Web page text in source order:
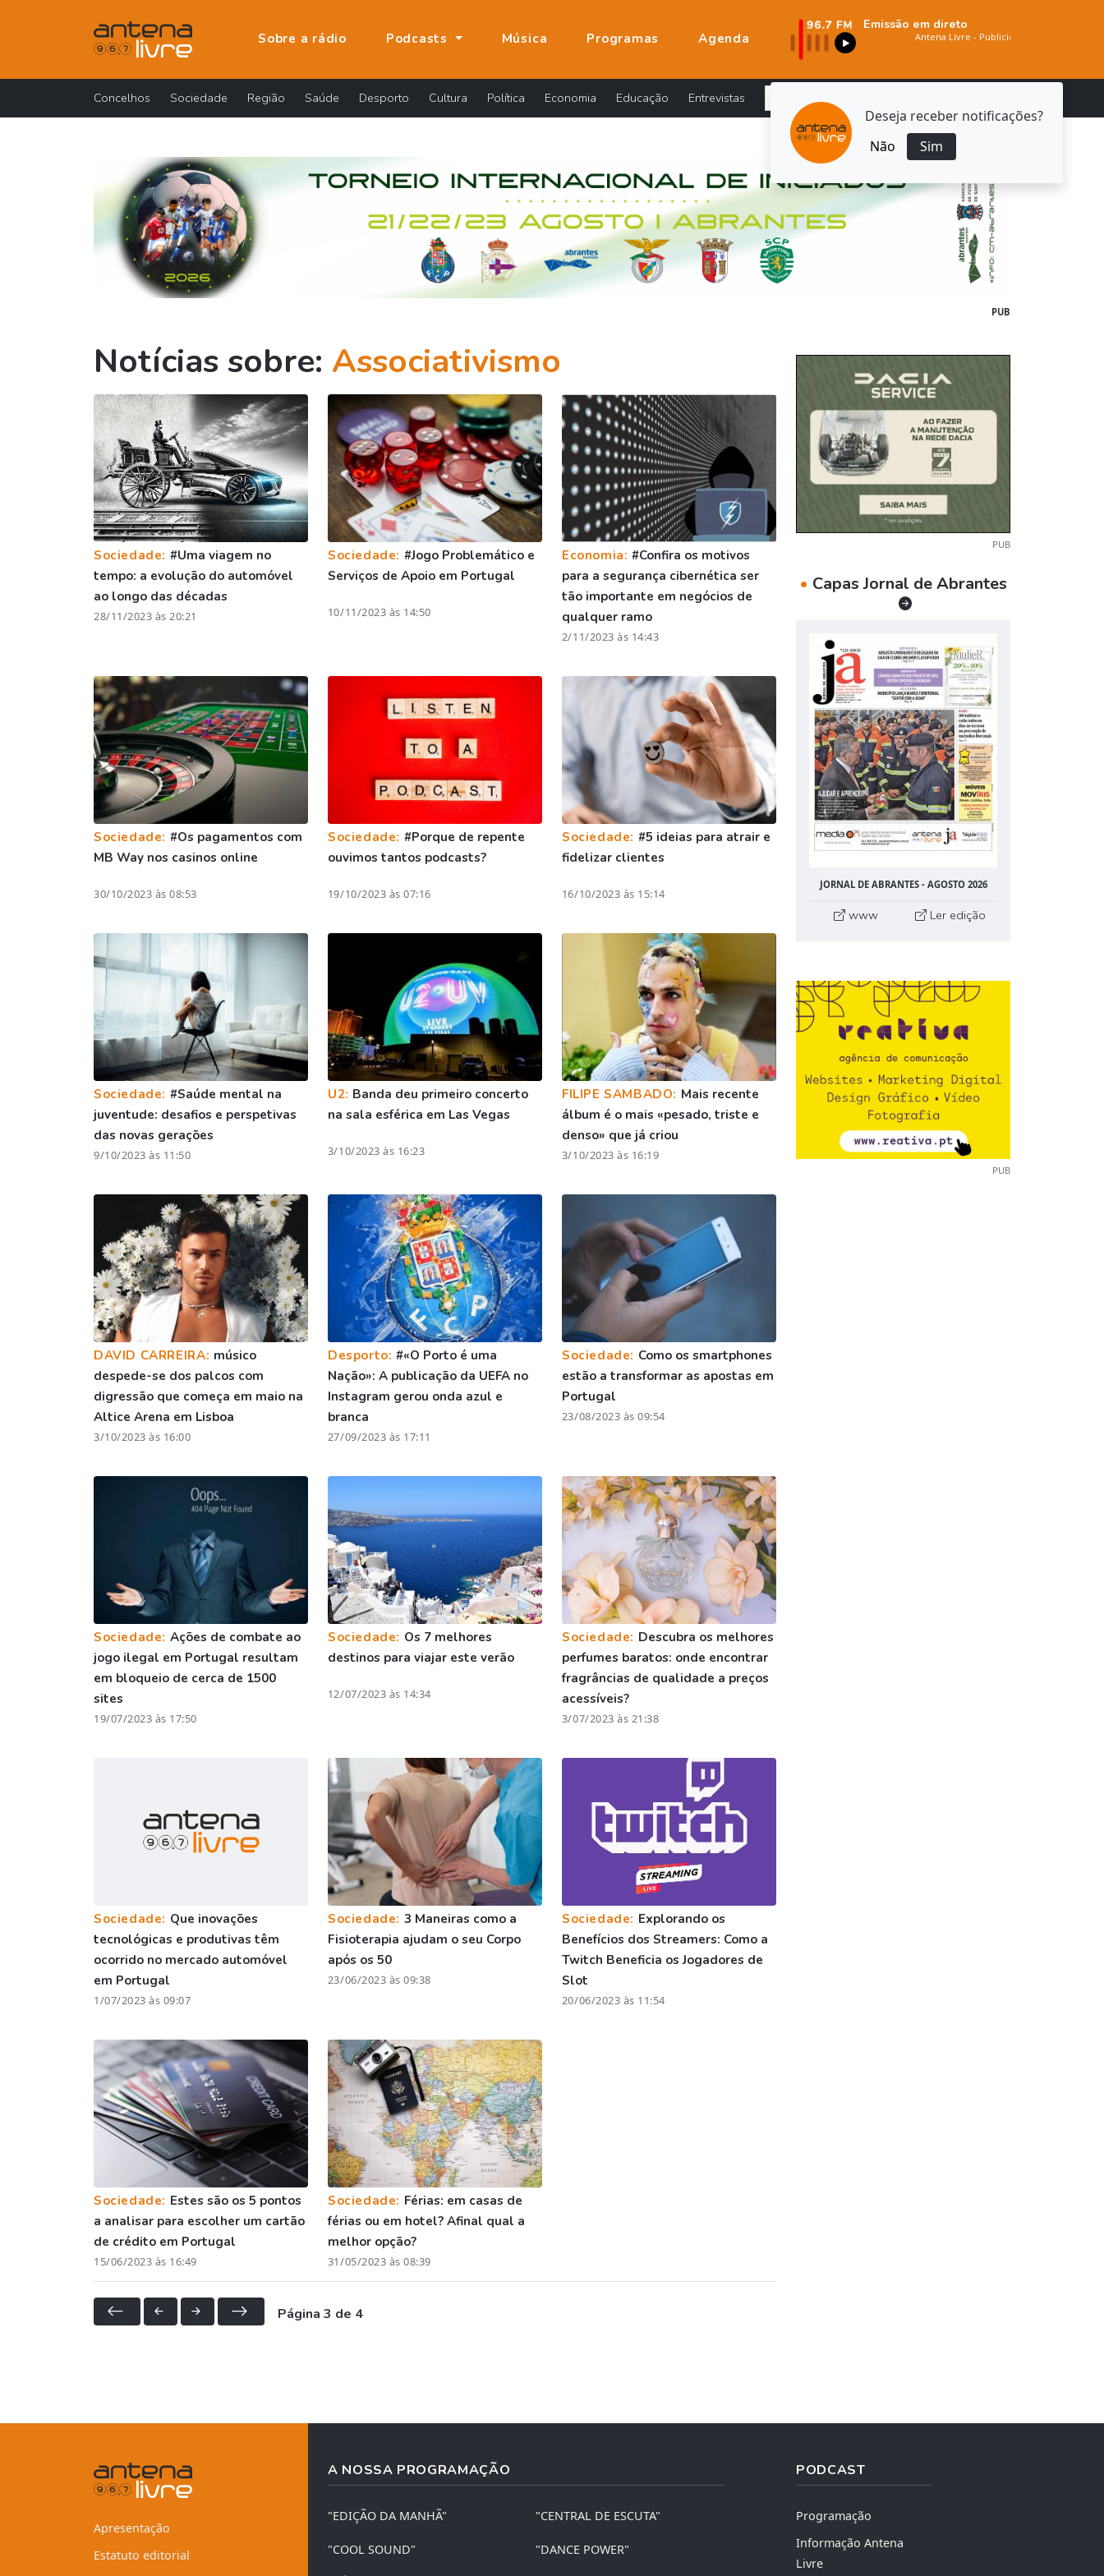
Deseja receber notificações?
Não
Sim
Sobre a rádio Podcasts Música Programas Agenda
Emissão em direto
Concelhos Sociedade Região Saúde Desporto Cultura Política Economia Educação Entrevistas
PUB
Notícias sobre: Associativismo
Sociedade: #Uma viagem no
tempo: a evolução do automóvel
ao longo das décadas
28/11/2023 às 20:21
Sociedade: #Jogo Problemático e
Serviços de Apoio em Portugal
10/11/2023 às 14:50
Economia:#Confira os motivos
para a segurança cibernética ser
tão importante em negócios de
qualquer ramo
2/11/2023 às 14:43
Sociedade: #Os pagamentos com
MB Way nos casinos online
30/10/2023 às 08:53
Sociedade: #Porque de repente
ouvimos tantos podcasts?
19/10/2023 às 07:16
Sociedade: #5 ideias para atrair e
fidelizar clientes
16/10/2023 às 15:14
Sociedade: #Saúde mental na
juventude: desafios e perspetivas
das novas gerações
9/10/2023 às 11:50
U2: Banda deu primeiro concerto
na sala esférica em Las Vegas
3/10/2023 às 16:23
FILIPE SAMBADO: Mais recente
álbum é o mais «pesado, triste e
denso» que já criou
3/10/2023 às 16:19
DAVID CARREIRA: músico
despede-se dos palcos com
digressão que começa em maio na
Altice Arena em Lisboa
3/10/2023 às 16:00
Desporto:#«O Porto é uma
Nação»: A publicação da UEFA no
Instagram gerou onda azul e
branca
27/09/2023 às 17:11
Sociedade: Como os smartphones
estão a transformar as apostas em
Portugal
23/08/2023 às 09:54
Sociedade: Ações de combate ao
jogo ilegal em Portugal resultam
em bloqueio de cerca de 1500
sites
19/07/2023 às 17:50
Sociedade: Os 7 melhores
destinos para viajar este verão
12/07/2023 às 14:34
Sociedade: Descubra os melhores
perfumes baratos: onde encontrar
fragrâncias de qualidade a preços
acessíveis?
3/07/2023 às 21:38
Sociedade: Que inovações
tecnológicas e produtivas têm
ocorrido no mercado automóvel
em Portugal
1/07/2023 às 09:07
Sociedade: 3 Maneiras como a
Fisioterapia ajudam o seu Corpo
após os 50
23/06/2023 às 09:38
Sociedade: Explorando os
Benefícios dos Streamers: Como a
Twitch Beneficia os Jogadores de
Slot
20/06/2023 às 11:54
Sociedade: Estes são os 5 pontos
a analisar para escolher um cartão
de crédito em Portugal
15/06/2023 às 16:49
Sociedade: Férias: em casas de
férias ou em hotel? Afinal qual a
melhor opção?
31/05/2023 às 08:39
Página 3 de 4
PUB
• Capas Jornal de Abrantes
JORNAL DE ABRANTES - AGOSTO 2026
www Ler edição
PUB
Apresentação
Estatuto editorial
A NOSSA PROGRAMAÇÃO
"EDIÇÃO DA MANHÃ" "CENTRAL DE ESCUTA"
"COOL SOUND" "DANCE POWER"
PODCAST
Programação
Informação Antena
Livre